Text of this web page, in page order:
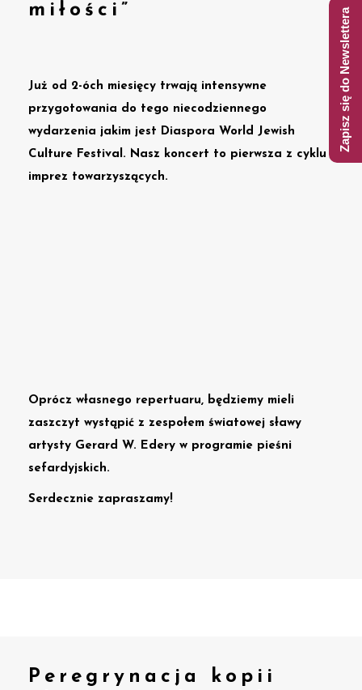
miłości”
Już od 2-óch miesięcy trwają intensywne
przygotowania do tego niecodziennego
wydarzenia jakim jest Diaspora World Jewish
Culture Festival. Nasz koncert to pierwsza z cyklu
imprez towarzyszących.
Oprócz własnego repertuaru, będziemy mieli
zaszczyt wystąpić z zespołem światowej sławy
artysty Gerard W. Edery w programie pieśni
sefardyjskich.
Serdecznie zapraszamy!
Peregrynacja kopii
Zapisz się do Newslettera